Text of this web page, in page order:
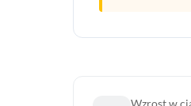
Wzrost w